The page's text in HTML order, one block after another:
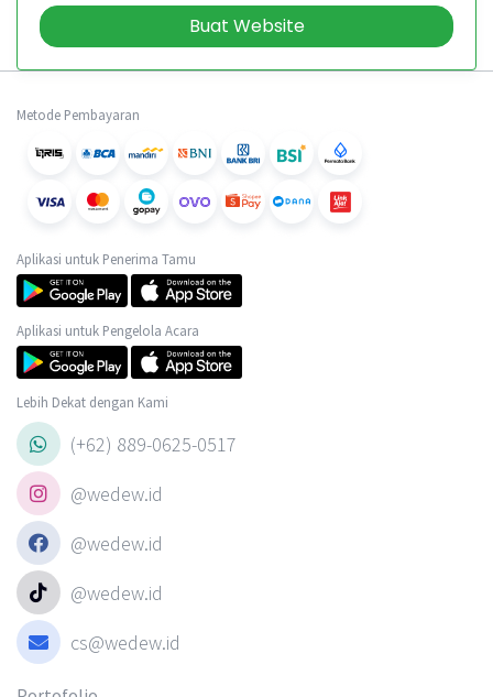
Buat Website
Metode Pembayaran
Aplikasi untuk Penerima Tamu
Aplikasi untuk Pengelola Acara
Lebih Dekat dengan Kami
(+62) 889-0625-0517
@wedew.id
@wedew.id
@wedew.id
cs@wedew.id